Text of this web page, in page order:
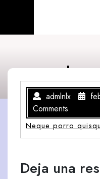
admlnlx
Comments
Neque porro
Deja una